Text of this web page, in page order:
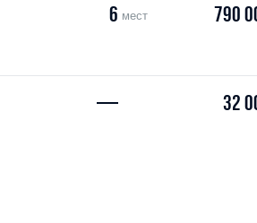
6 мест 790
— 32